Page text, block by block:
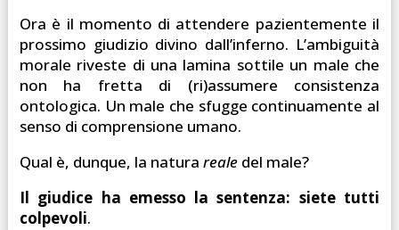
Ora è il momento di attendere pazientemente il
prossimo giudizio divino dall’inferno. L’ambiguità
morale riveste di una lamina sottile un male che
non ha fretta di (ri)assumere consistenza
ontologica. Un male che sfugge continuamente al
senso di comprensione umano.
Qual è, dunque, la natura realedel male?
Il giudice ha emesso la sentenza: siete tutti
colpevoli.